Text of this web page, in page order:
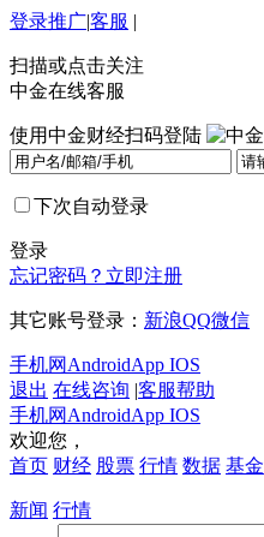
登录推广|客服 |
扫描或点击关注
中金在线客服
使用中金财经扫码登陆
下次自动登录
登录
忘记密码？ 立即注册
其它账号登录： 新浪QQ微信
手机网 AndroidApp IOS
退出 在线咨询 |客服帮助
手机网 AndroidApp IOS
欢迎您，
首页 财经 股票 行情 数据 基金
新闻 行情